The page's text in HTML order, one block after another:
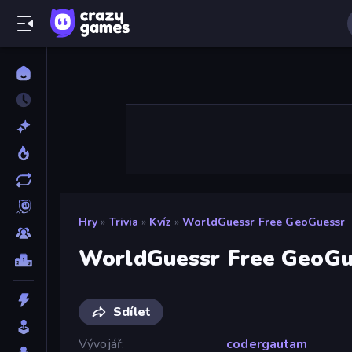
Hry » Trivia » Kvíz » WorldGuessr Free GeoGuessr
WorldGuessr Free
Sdílet
Vývojář
codergautam